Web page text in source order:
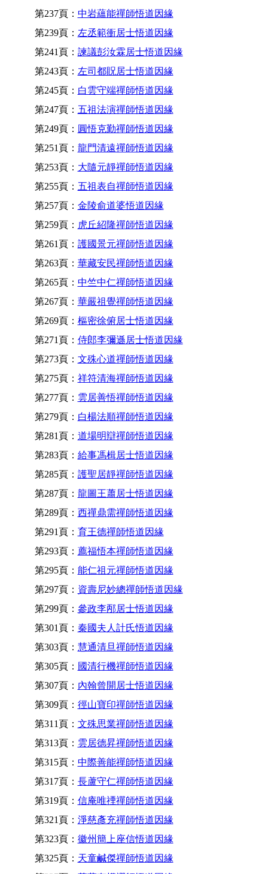
第237頁： 中岩蘊能禪師悟道因緣
第239頁： 左丞範衝居士悟道因緣
第241頁： 諫議彭汝霖居士悟道因緣
第243頁： 左司都貺居士悟道因緣
第245頁： 白雲守端禪師悟道因緣
第247頁： 五祖法演禪師悟道因緣
第249頁： 圓悟克勤禪師悟道因緣
第251頁： 龍門清遠禪師悟道因緣
第253頁： 大隨元靜禪師悟道因緣
第255頁： 五祖表自禪師悟道因緣
第257頁： 金陵俞道婆悟道因緣
第259頁： 虎丘紹隆禪師悟道因緣
第261頁： 護國景元禪師悟道因緣
第263頁： 華藏安民禪師悟道因緣
第265頁： 中竺中仁禪師悟道因緣
第267頁： 華嚴祖覺禪師悟道因緣
第269頁： 樞密徐俯居士悟道因緣
第271頁： 侍郎李彌遜居士悟道因緣
第273頁： 文殊心道禪師悟道因緣
第275頁： 祥符清海禪師悟道因緣
第277頁： 雲居善悟禪師悟道因緣
第279頁： 白楊法順禪師悟道因緣
第281頁： 道場明辯禪師悟道因緣
第283頁： 給事馮楫居士悟道因緣
第285頁： 護聖居靜禪師悟道因緣
第287頁： 龍圖王蕭居士悟道因緣
第289頁： 西禪鼎需禪師悟道因緣
第291頁： 育王德禪師悟道因緣
第293頁： 薦福悟本禪師悟道因緣
第295頁： 能仁祖元禪師悟道因緣
第297頁： 資壽尼妙總禪師悟道因緣
第299頁： 參政李邴居士悟道因緣
第301頁： 秦國夫人計氏悟道因緣
第303頁： 慧通清旦禪師悟道因緣
第305頁： 國清行機禪師悟道因緣
第307頁： 內翰曾開居士悟道因緣
第309頁： 徑山寶印禪師悟道因緣
第311頁： 文殊思業禪師悟道因緣
第313頁： 雲居德昇禪師悟道因緣
第315頁： 中際善能禪師悟道因緣
第317頁： 長蘆守仁禪師悟道因緣
第319頁： 信庵唯禋禪師悟道因緣
第321頁： 淨慈彥充禪師悟道因緣
第323頁： 徽州簡上座信悟道因緣
第325頁： 天童鹹傑禪師悟道因緣